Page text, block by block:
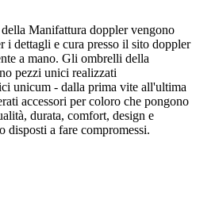
Manifattura doppler vengono
i dettagli e cura presso il sito doppler
a mano. Gli ombrelli della
pezzi unici realizzati
unicum - dalla prima vite all'ultima
accessori per coloro che pongono
durata, comfort, design e
disposti a fare compromessi.